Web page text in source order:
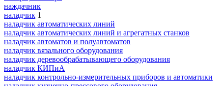
наждачник
наладчик 1
наладчик автоматических линий
наладчик автоматических линий и агрегатных станков
наладчик автоматов и полуавтоматов
наладчик вязального оборудования
наладчик деревообрабатывающего оборудования
наладчик КИПиА
наладчик контрольно-измерительных приборов и автоматики